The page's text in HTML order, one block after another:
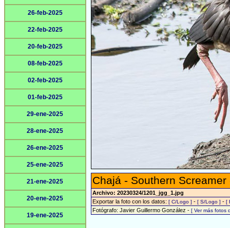
26-feb-2025
22-feb-2025
20-feb-2025
08-feb-2025
02-feb-2025
01-feb-2025
29-ene-2025
28-ene-2025
26-ene-2025
25-ene-2025
21-ene-2025
20-ene-2025
19-ene-2025
Chajá - Southern
Archivo: 20230324/1201_jgg_1.jpg
Exportar la foto con los datos: [ C/Logo ] - [ S/Logo ] - [
Fotógrafo: Javier Guillermo González - [ Ver más fotos